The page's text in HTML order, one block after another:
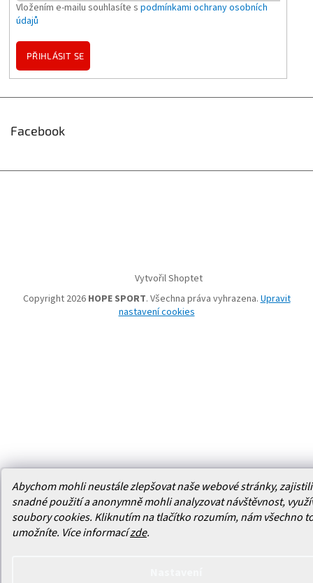
Abychom mohli neustále zlepšovat naše webové stránky,
snadné použití a anonymně mohli analyzovat návštěvnost,
soubory cookies. Kliknutím na tlačítko rozumím, nám všechno
umožníte. Více informacízde.
Vložením e-mailu souhlasíte s podmínkami ochrany osobních
údajů
PŘIHLÁSIT SE
Facebook
Vytvořil Shoptet
Copyright 2026 HOPE SPORT. Všechna práva vyhrazena. Upravit
nastavení cookies